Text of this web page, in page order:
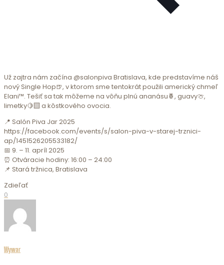
Už zajtra nám začína @salonpiva Bratislava, kde predstavíme náš
nový Single Hop🍺, v ktorom sme tentokrát použili americký chmeľ
Elani™. Tešiť sa tak môžeme na vôňu plnú ananásu🍍, guavy🍈,
limetky🍋‍🟩 a kôstkového ovocia.
📍 Salón Piva Jar 2025
https://facebook.com/events/s/salon-piva-v-starej-trznici-
ap/1451526205533182/
📅 9. – 11. apríl 2025
⏰ Otváracie hodiny: 16:00 – 24:00
📌 Stará tržnica, Bratislava
Zdieľať
0
Wywar